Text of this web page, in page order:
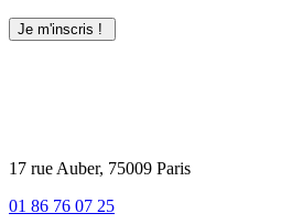
17 rue Auber, 75009 Paris
01 86 76 07 25